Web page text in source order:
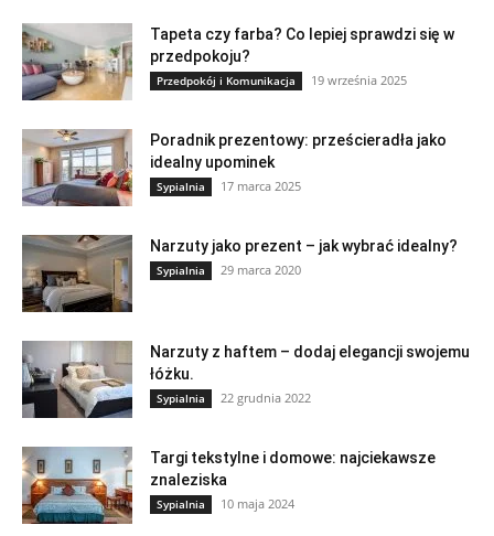
Tapeta czy farba? Co lepiej sprawdzi się w
przedpokoju?
Przedpokój i Komunikacja 19 września 2025
Poradnik prezentowy: prześcieradła jako
idealny upominek
Sypialnia 17 marca 2025
Narzuty jako prezent – jak wybrać idealny?
Sypialnia 29 marca 2020
Narzuty z haftem – dodaj elegancji swojemu
łóżku.
Sypialnia 22 grudnia 2022
Targi tekstylne i domowe: najciekawsze
znaleziska
Sypialnia 10 maja 2024